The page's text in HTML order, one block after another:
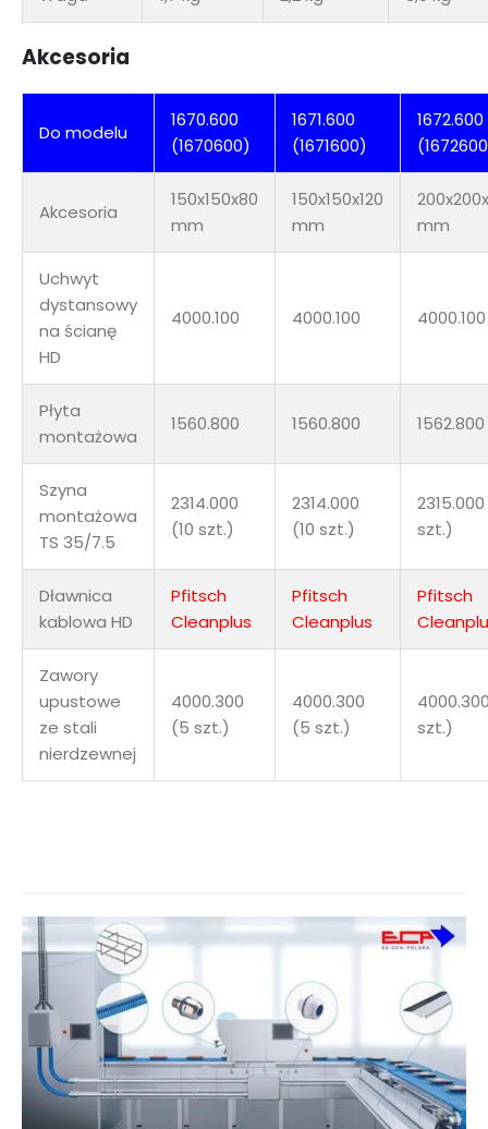
Akcesoria
Do modelu
1670.600
(1670600)
1671.600
(1671600)
1672.600
Akcesoria
150x150x80
mm
150x150x120
mm
mm
Uchwyt
dystansowy
na ścianę
HD
4000.100 4000.100 4000.100
Płyta
montażowa
1560.800 1560.800 1562.800
Szyna
montażowa
TS 35/7.5
2314.000
(10 szt.)
2314.000
(10 szt.)
szt.)
Dławnica
kablowa HD
Pfitsch
Cleanplus
Pfitsch
Cleanplus
Pfitsch
Zawory
upustowe
ze stali
nierdzewnej
4000.300
(5 szt.)
4000.300
(5 szt.)
szt.)